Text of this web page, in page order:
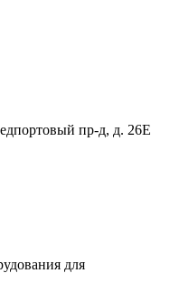
пр-д, д. 26Е
для